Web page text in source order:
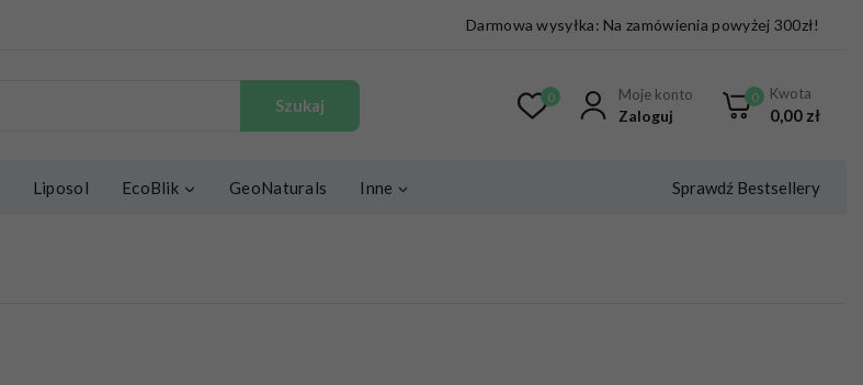
Darmowa wysyłka: Na zamówienia powyżej 300zł!
Szukaj 0 Moje konto
Zaloguj
0 Kwota
0,00 zł
Liposol EcoBlik GeoNaturals Inne Sprawdź Bestsellery